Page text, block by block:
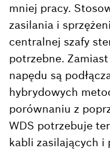
mniej pracy.
zasilania i
centralnej szafy
potrzebne.
napędu są
hybrydowych
porównaniu z
WDS potrzebuje
kabli zasilających i